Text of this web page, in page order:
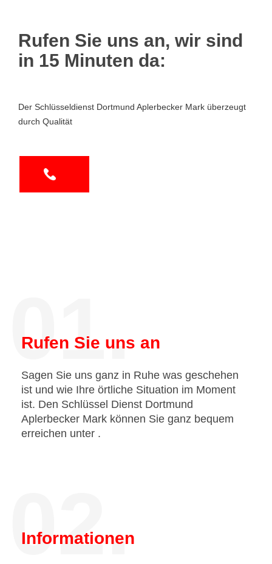
Rufen Sie uns an, wir sind
in 15 Minuten da:
Der Schlüsseldienst Dortmund Aplerbecker Mark überzeugt
durch Qualität
01.
Rufen Sie uns an
Sagen Sie uns ganz in Ruhe was geschehen
ist und wie Ihre örtliche Situation im Moment
ist. Den Schlüssel Dienst Dortmund
Aplerbecker Mark können Sie ganz bequem
erreichen unter .
02.
Informationen